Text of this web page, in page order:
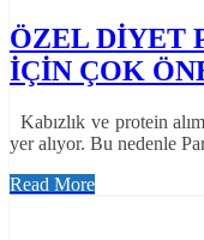
ÖZEL DİYET
İÇİN ÇOK
Kabızlık ve protein
yer alıyor. Bu nedenle
Read More